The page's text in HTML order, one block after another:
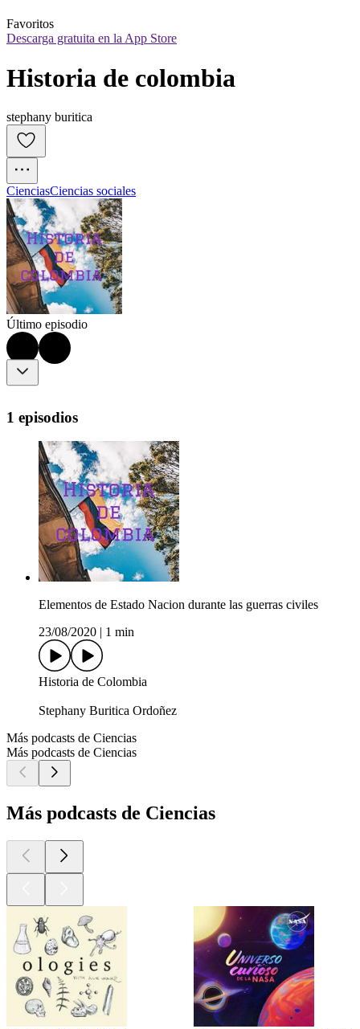
Favoritos
Descarga gratuita en la App Store
Historia de colombia
stephany buritica
CienciasCiencias sociales
Último episodio
1 episodios
Elementos de Estado Nacion durante las guerras civiles
23/08/2020
1 min
Historia de Colombia
Stephany Buritica Ordoñez
Más podcasts de Ciencias
Más podcasts de Ciencias
Más podcasts de Ciencias